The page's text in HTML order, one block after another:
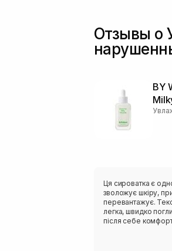
Отзывы о
BY
Ця сироватка є
зволожує шкіру,
перевантажує.
легка, швидко
після себе